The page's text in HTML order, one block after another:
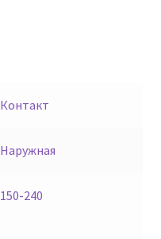
Контакт
Наружная
150-240